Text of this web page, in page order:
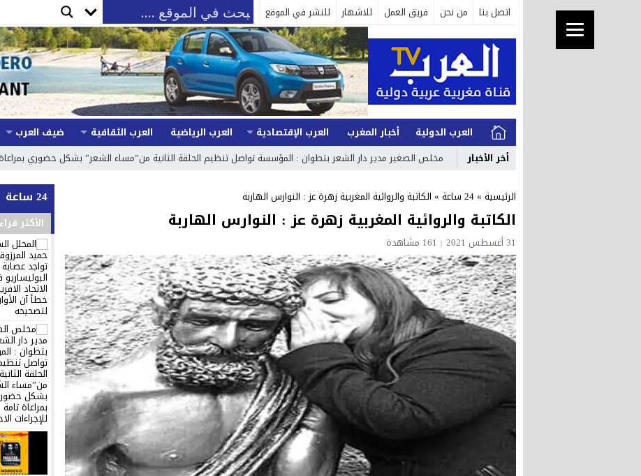
اتصل بنا من نحن فريق العمل للاشهار للنشر في الموقع
العرب الدولية أخبار المغرب العرب الإقتصادية العرب الرياضية العرب الثقافية ضيف العرب
أخر الأخبار
مخلص الصغير مدير دار الشعر بتطوان : المؤسسة تواصل تنظيم الحلقة الثانية من”مساء الشعر” بشكل حضوري بمراعاة
الرئيسية »24 ساعة » الكاتبة والروائية المغربية زهرة عز : النوارس الهاربة
الكاتبة والروائية المغربية زهرة عز : النوارس الهاربة
31 أغسطس 2021 161 مشاهدة
24 ساعة
الأكثر